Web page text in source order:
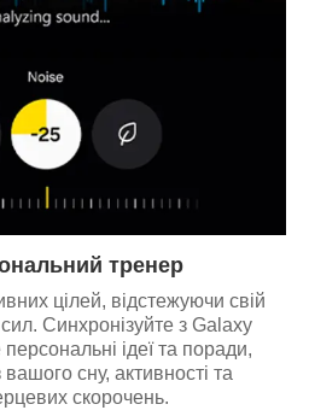
тренер
цілей, відстежуючи свій
Синхронізуйте з Galaxy
ідеї та поради,
сну, активності та
скорочень.